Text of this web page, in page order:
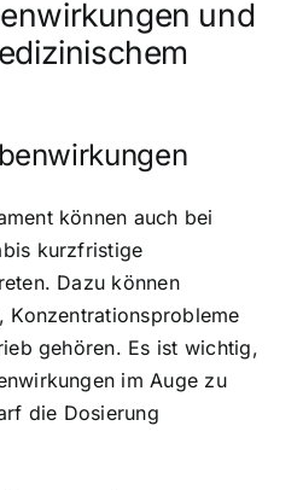
und
können auch bei
kurzfristige
Dazu können
Konzentrationsprobleme
gehören. Es ist wichtig,
im Auge zu
die Dosierung